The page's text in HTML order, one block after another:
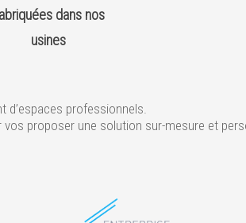
dans nos
usines
d’espaces professionnels.
proposer une solution sur-mesure et